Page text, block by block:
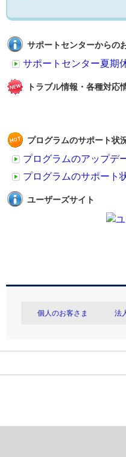
サポートセンターからの
サポートセンター夏期
トラブル情報・各種対応
プログラムのサポート状
プログラムのアップデ
プログラムのサポート
ユーザーズサイト
個人のお客さま 法